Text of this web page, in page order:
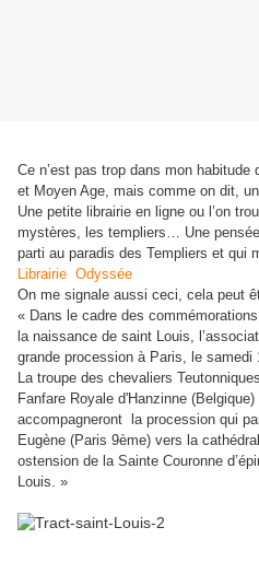
Ce n’est pas trop dans mon
et Moyen Age, mais comme on dit,
Une petite librairie en ligne ou l’on
mystères, les templiers… Une
parti au paradis des Templiers et qui
Librairie Odyssée
On me signale aussi ceci, cela peut
« Dans le cadre des
la naissance de saint Louis,
grande procession à Paris, le samedi
La troupe des chevaliers
Fanfare Royale d'Hanzinne
accompagneront la procession qui
Eugène (Paris 9ème) vers la
ostension de la Sainte Couronne
Louis. »